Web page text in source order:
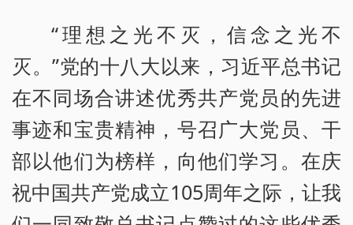
“理想之光不灭，信念之光不
灭。”党的十八大以来，习近平总书记
在不同场合讲述优秀共产党员的先进
事迹和宝贵精神，号召广大党员、干
部以他们为榜样，向他们学习。在庆
祝中国共产党成立105周年之际，让我